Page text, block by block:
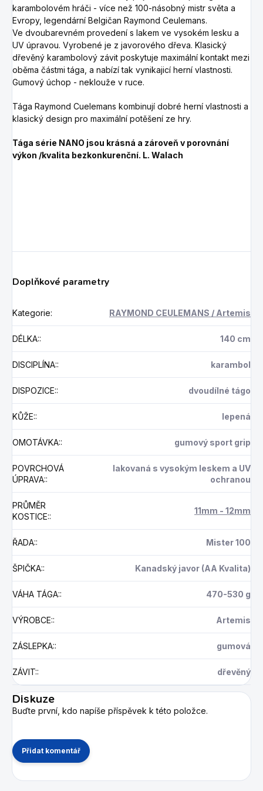
karambolovém hráči - více než 100-násobný mistr světa a
Evropy, legendární Belgičan Raymond Ceulemans.
Ve dvoubarevném provedení s lakem ve vysokém lesku a
UV úpravou. Vyrobené je z javorového dřeva. Klasický
dřevěný karambolový závit poskytuje maximální kontakt mezi
oběma částmi tága, a nabízí tak vynikajicí herní vlastnosti.
Gumový úchop - neklouže v ruce.
Tága Raymond Cuelemans kombinují dobré herní vlastnosti a
klasický design pro maximální potěšení ze hry.
Tága série NANO jsou krásná a zároveň v porovnání
výkon /kvalita bezkonkurenční. L. Walach
Doplňkové parametry
Kategorie: RAYMOND CEULEMANS / Artemis
DÉLKA:: 140 cm
DISCIPLÍNA:: karambol
DISPOZICE:: dvoudílné tágo
KŮŽE:: lepená
OMOTÁVKA:: gumový sport grip
POVRCHOVÁ
ÚPRAVA::
lakovaná s vysokým leskem a UV
ochranou
PRŮMĚR
KOSTICE::
11mm - 12mm
ŘADA:: Mister 100
ŠPIČKA:: Kanadský javor (AA Kvalita)
VÁHA TÁGA:: 470-530 g
VÝROBCE:: Artemis
ZÁSLEPKA:: gumová
ZÁVIT:: dřevěný
Diskuze
Buďte první, kdo napíše příspěvek k této položce.
Přidat komentář